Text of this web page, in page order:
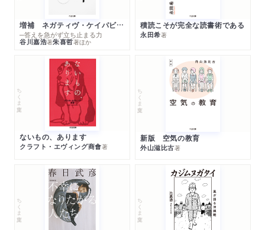
増補 ネガティヴ・ケイパビリティで生きる
─答えを急がず立ち止まる力
谷川嘉浩著朱喜哲著ほか
積読こそが完全な読書術である
永田希著
ちくま文庫
ないもの、あります
クラフト・エヴィング商會著
ちくま文庫
新版 空気の教育
外山滋比古著
ちくま文庫 ちくま文庫